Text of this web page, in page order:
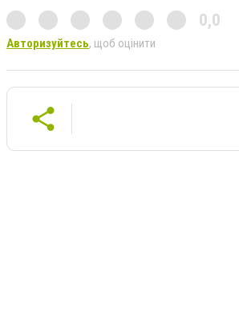
0,0
Авторизуйтесь, щоб оцінити